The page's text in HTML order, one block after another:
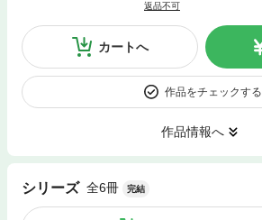
返品不可
カートへ
作品をチェックする
作品情報へ
シリーズ 全6冊 完結